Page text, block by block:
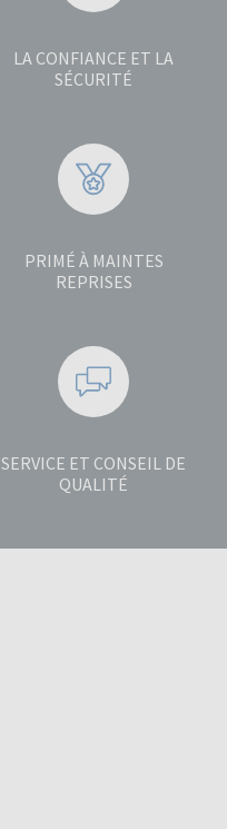
LA CONFIANCE ET LA
SÉCURITÉ
PRIMÉ À MAINTES
REPRISES
SERVICE ET CONSEIL DE
QUALITÉ